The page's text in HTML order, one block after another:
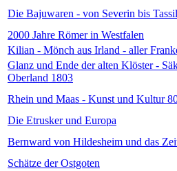
Die Bajuwaren - von Severin bis
2000 Jahre Römer in Westfalen
Kilian - Mönch aus Irland - aller
Glanz und Ende der alten Klöster -
Oberland 1803
Rhein und Maas - Kunst und Kultur
Die Etrusker und Europa
Bernward von Hildesheim und das
Schätze der Ostgoten